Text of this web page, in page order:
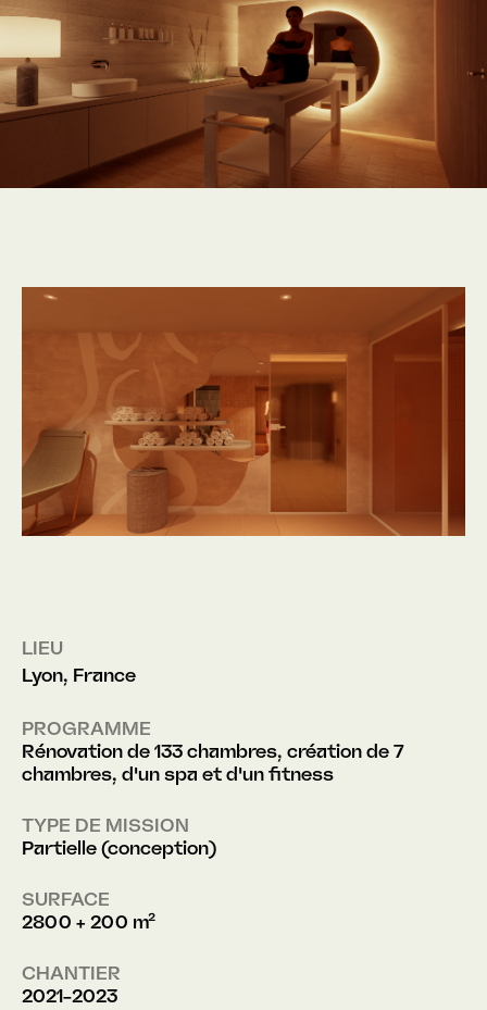
LIEU
Lyon, France
PROGRAMME
Rénovation de 133 chambres, création de 7
chambres, d'un spa et d'un fitness
TYPE DE MISSION
Partielle (conception)
SURFACE
2800 + 200 m²
CHANTIER
2021-2023